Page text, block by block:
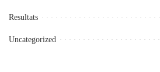
Resultats
Uncategorized